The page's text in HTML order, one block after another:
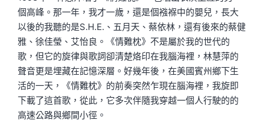
個高峰。那一年，我才一歲，還是個襁褓中的嬰兒，長大
以後的我聽的是S.H.E.、五月天、蔡依林，還有後來的蔡健
雅、徐佳瑩、艾怡良。《情難枕》不是屬於我的世代的
歌，但它的旋律與歌詞卻清楚烙印在我腦海裡，林慧萍的
聲音更是埋藏在記憶深層。好幾年後，在美國賓州鄉下生
活的一天，《情難枕》的前奏突然乍現在腦海裡，我旋即
下載了這首歌，從此，它多次伴隨我穿越一個人行駛的的
高速公路與鄉間小徑。